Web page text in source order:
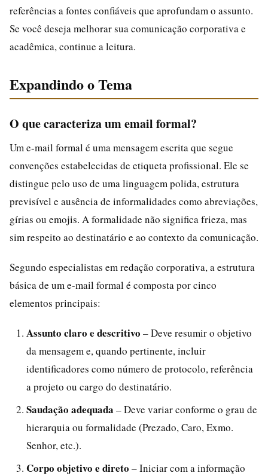
referências a fontes confiáveis que aprofundam o assunto.
Se você deseja melhorar sua comunicação corporativa e
acadêmica, continue a leitura.
Expandindo o Tema
O que caracteriza um email formal?
Um e-mail formal é uma mensagem escrita que segue
convenções estabelecidas de etiqueta profissional. Ele se
distingue pelo uso de uma linguagem polida, estrutura
previsível e ausência de informalidades como abreviações,
gírias ou emojis. A formalidade não significa frieza, mas
sim respeito ao destinatário e ao contexto da comunicação.
Segundo especialistas em redação corporativa, a estrutura
básica de um e-mail formal é composta por cinco
elementos principais:
Assunto claro e descritivo – Deve resumir o objetivo
da mensagem e, quando pertinente, incluir
identificadores como número de protocolo, referência
a projeto ou cargo do destinatário.
Saudação adequada – Deve variar conforme o grau de
hierarquia ou formalidade (Prezado, Caro, Exmo.
Senhor, etc.).
Corpo objetivo e direto – Iniciar com a informação